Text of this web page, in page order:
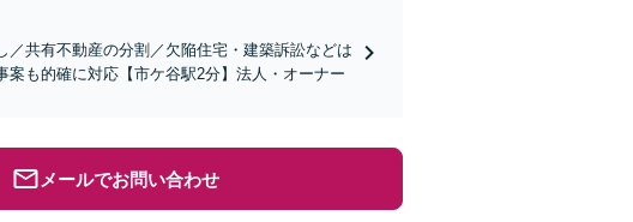
共有不動産の分割／欠陥住宅・建築訴訟などは
も的確に対応【市ケ谷駅2分】法人・オーナー
メールでお問い合わせ